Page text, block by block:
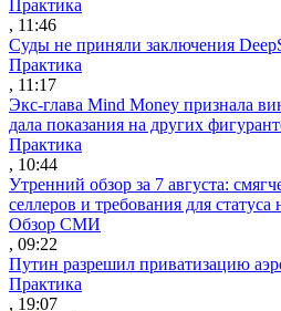
Практика
, 11:46
Суды не приняли заключения
Практика
, 11:17
Экс-глава Mind Money признала
дала показания на других
Практика
, 10:44
Утренний обзор за 7 августа:
селлеров и требования для
Обзор СМИ
, 09:22
Путин разрешил приватизацию
Практика
, 19:07